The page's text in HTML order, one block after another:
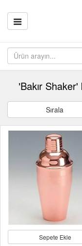
'Bakır
Sırala
Sepete Ekle